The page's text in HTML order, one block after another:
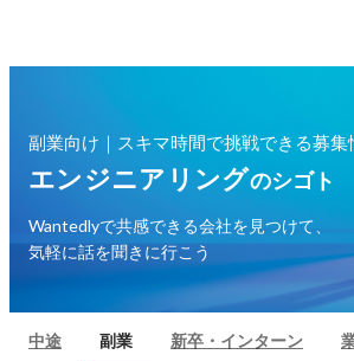
副業向け｜スキマ時間で挑戦できる募集
エンジニアリングのシゴト
Wantedlyで共感できる会社を見つけて、
気軽に話を聞きに行こう
中途 副業 新卒・インターン